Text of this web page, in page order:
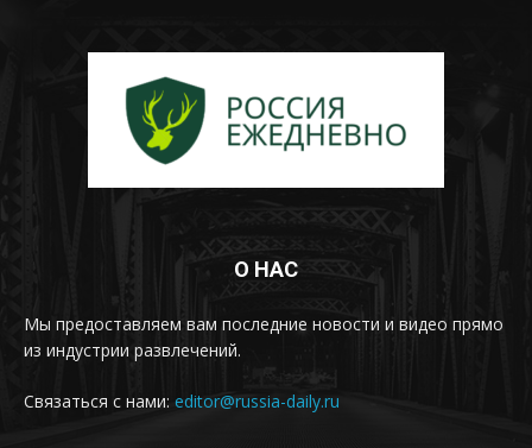
О НАС
Мы предоставляем вам последние новости и видео прямо
из индустрии развлечений.
Связаться с нами: editor@russia-daily.ru